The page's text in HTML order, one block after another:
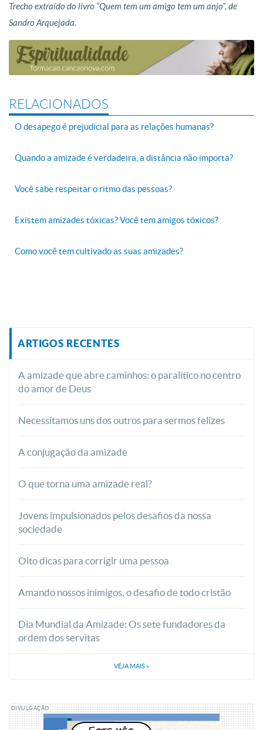
Trecho extraído do livro “Quem tem um amigo tem um anjo”, de
Sandro Arquejada.
RELACIONADOS
O desapego é prejudicial para as relações humanas?
Quando a amizade é verdadeira, a distância não importa?
Você sabe respeitar o ritmo das pessoas?
Existem amizades tóxicas? Você tem amigos tóxicos?
Como você tem cultivado as suas amizades?
ARTIGOS RECENTES
A amizade que abre caminhos: o paralítico no centro
do amor de Deus
Necessitamos uns dos outros para sermos felizes
A conjugação da amizade
O que torna uma amizade real?
Jovens impulsionados pelos desafios da nossa
sociedade
Oito dicas para corrigir uma pessoa
Amando nossos inimigos, o desafio de todo cristão
Dia Mundial da Amizade: Os sete fundadores da
ordem dos servitas
VEJA MAIS »
DIVULGAÇÃO